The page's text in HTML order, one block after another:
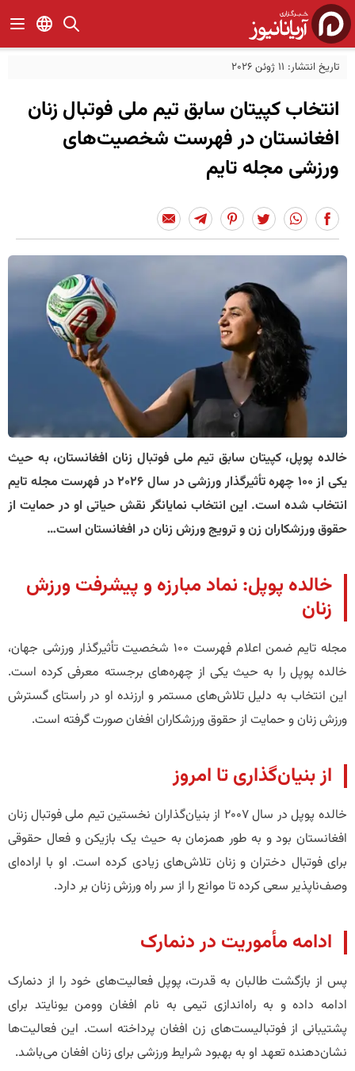
تاریخ انتشار: 11 ژوئن 2026
انتخاب کپیتان سابق تیم ملی فوتبال زنان
افغانستان در فهرست شخصیت‌های
ورزشی مجله تایم
خالده پوپل، کپیتان سابق تیم ملی فوتبال زنان افغانستان، به حیث
یکی از ۱۰۰ چهره تأثیرگذار ورزشی در سال ۲۰۲۶ در فهرست مجله تایم
انتخاب شده است. این انتخاب نمایانگر نقش حیاتی او در حمایت از
حقوق ورزشکاران زن و ترویج ورزش زنان در افغانستان است…
خالده پوپل: نماد مبارزه و پیشرفت ورزش
زنان
مجله تایم ضمن اعلام فهرست ۱۰۰ شخصیت تأثیرگذار ورزشی جهان،
خالده پوپل را به حیث یکی از چهره‌های برجسته معرفی کرده است.
این انتخاب به دلیل تلاش‌های مستمر و ارزنده او در راستای گسترش
ورزش زنان و حمایت از حقوق ورزشکاران افغان صورت گرفته است.
از بنیان‌گذاری تا امروز
خالده پوپل در سال ۲۰۰۷ از بنیان‌گذاران نخستین تیم ملی فوتبال زنان
افغانستان بود و به طور همزمان به حیث یک بازیکن و فعال حقوقی
برای فوتبال دختران و زنان تلاش‌های زیادی کرده است. او با اراده‌ای
وصف‌ناپذیر سعی کرده تا موانع را از سر راه ورزش زنان بر دارد.
ادامه مأموریت در دنمارک
پس از بازگشت طالبان به قدرت، پوپل فعالیت‌های خود را از دنمارک
ادامه داده و به راه‌اندازی تیمی به نام افغان وومن یونایتد برای
پشتیبانی از فوتبالیست‌های زن افغان پرداخته است. این فعالیت‌ها
نشان‌دهنده تعهد او به بهبود شرایط ورزشی برای زنان افغان می‌باشد.